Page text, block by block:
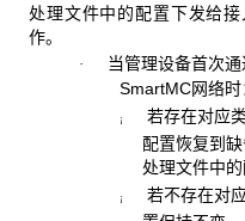
处理文件中的配置下发给
作。
· 当管理设备首次通
SmartMC网络时
¡
若存在对应类
配置恢复到
处理文件中的
¡
若不存在对应